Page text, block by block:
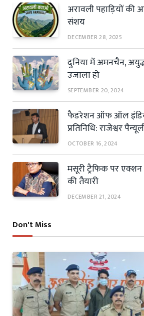
अरावली पहाड़ियों की
संशय
DECEMBER 28, 2025
दुनिया में अमनचैन,
उजाला हो
SEPTEMBER 20, 2024
फैडरेशन ऑफ ऑल
प्रतिनिधि: राजेश्वर
OCTOBER 16, 2024
मसूरी ट्रैफिक पर
की तैयारी
DECEMBER 21, 2024
Don't Miss